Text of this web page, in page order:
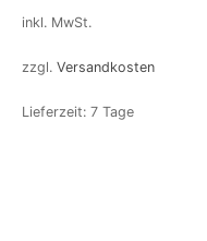
inkl. MwSt.
zzgl. Versandkosten
Lieferzeit: 7 Tage